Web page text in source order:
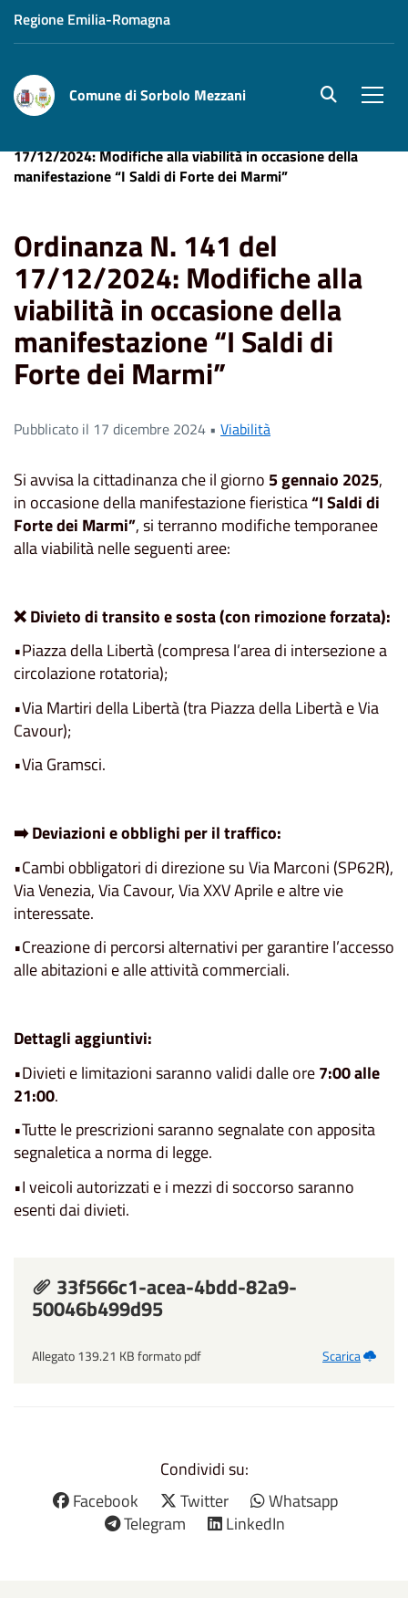
Regione Emilia-Romagna
Comune di Sorbolo Mezzani site.searc
17/12/2024: Modifiche alla viabilità in occasione della
manifestazione “I Saldi di Forte dei Marmi”
Ordinanza N. 141 del
17/12/2024: Modifiche alla
viabilità in occasione della
manifestazione “I Saldi di
Forte dei Marmi”
Pubblicato il 17 dicembre 2024 • Viabilità
Si avvisa la cittadinanza che il giorno 5 gennaio 2025,
in occasione della manifestazione fieristica“I Saldi di
Forte dei Marmi”, si terranno modifiche temporanee
alla viabilità nelle seguenti aree:
❌ Divieto di transito e sosta (con rimozione forzata):
•Piazza della Libertà (compresa l’area di intersezione a
circolazione rotatoria);
•Via Martiri della Libertà (tra Piazza della Libertà e Via
Cavour);
•Via Gramsci.
➡️ Deviazioni e obblighi per il traffico:
•Cambi obbligatori di direzione su Via Marconi (SP62R),
Via Venezia, Via Cavour, Via XXV Aprile e altre vie
interessate.
•Creazione di percorsi alternativi per garantire l’accesso
alle abitazioni e alle attività commerciali.
Dettagli aggiuntivi:
•Divieti e limitazioni saranno validi dalle ore7:00 alle
21:00.
•Tutte le prescrizioni saranno segnalate con apposita
segnaletica a norma di legge.
•I veicoli autorizzati e i mezzi di soccorso saranno
esenti dai divieti.
33f566c1-acea-4bdd-82a9-
50046b499d95
Allegato 139.21 KB formato pdf Scarica
Condividi su:
Facebook
Twitter
Whatsapp
Telegram
LinkedIn